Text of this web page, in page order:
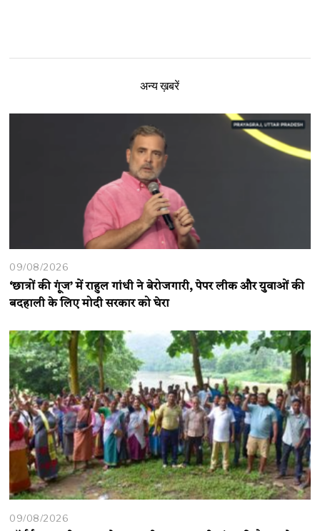
अन्य ख़बरें
09/08/2026
‘छात्रों की गूंज’ में राहुल गांधी ने बेरोजगारी, पेपर लीक और युवाओं की
बदहाली के लिए मोदी सरकार को घेरा
09/08/2026